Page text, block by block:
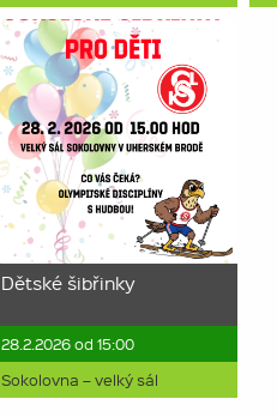
Dětské šibřinky
28.2.2026 od 15:00
Sokolovna – velký sál